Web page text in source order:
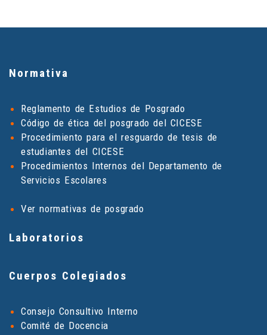
Normativa
Reglamento de Estudios de Posgrado
Código de ética del posgrado del CICESE
Procedimiento para el resguardo de tesis de
estudiantes del CICESE
Procedimientos Internos del Departamento de
Servicios Escolares
Ver normativas de posgrado
Laboratorios
Cuerpos Colegiados
Consejo Consultivo Interno
Comité de Docencia